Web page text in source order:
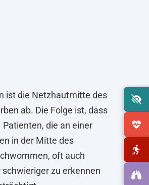
ist die Netzhautmitte des
ab. Die Folge ist, dass
die an einer
in der Mitte des
oft auch
zu erkennen